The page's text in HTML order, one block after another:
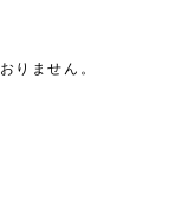
りません。